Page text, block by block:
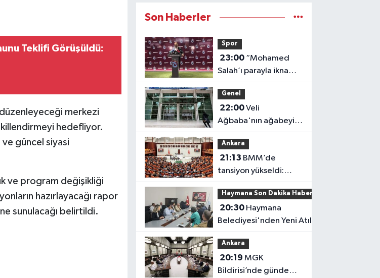
Teklifi Görüşüldü:
merkezi
hedefliyor.
güncel siyasi
ve program değişikliği
hazırlayacağı rapor
sunulacağı belirtildi.
Son Haberler
Spor
23:00
Salah’ı parayla ikna
etmedik”
Genel
22:00Veli
Ağbaba'nın ağabeyi
tutuklandı
Ankara
21:13
tansiyon yükseldi:
Fezlekeler sonrası sert
açıklamalar
Haymana Son Dakika Haberleri
20:30
Belediyesi'nden Yeni Atılım!
Ankara
20:19 MGK
Bildirisi’nde gündem